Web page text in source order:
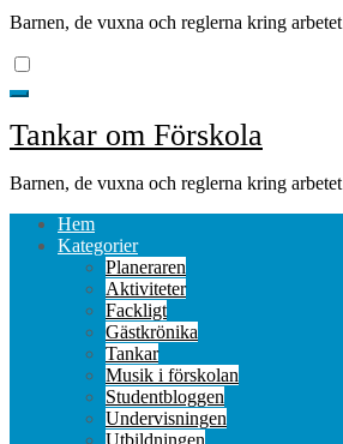
Barnen, de vuxna och reglerna kring arbetet
Tankar om Förskola
Barnen, de vuxna och reglerna kring arbetet
Hem
Kategorier
Planeraren
Aktiviteter
Fackligt
Gästkrönika
Tankar
Musik i förskolan
Studentbloggen
Undervisningen